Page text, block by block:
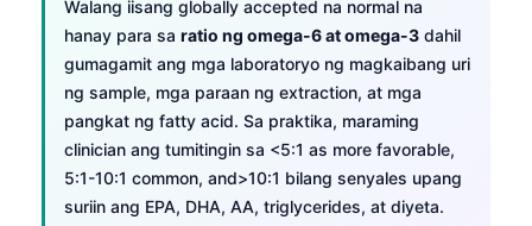
Walang iisang globally accepted na normal na
hanay para sa ratio ng omega-6 at omega-3 dahil
gumagamit ang mga laboratoryo ng magkaibang uri
ng sample, mga paraan ng extraction, at mga
pangkat ng fatty acid. Sa praktika, maraming
clinician ang tumitingin sa <5:1 as more favorable,
5:1-10:1 common, and>10:1 bilang senyales upang
suriin ang EPA, DHA, AA, triglycerides, at diyeta.